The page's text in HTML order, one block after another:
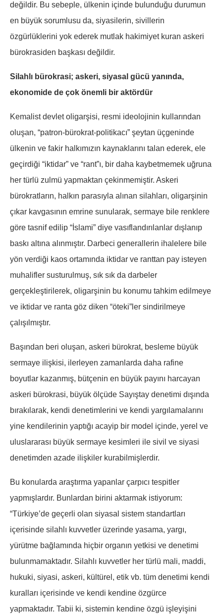
değildir. Bu sebeple, ülkenin içinde bulunduğu durumun
en büyük sorumlusu da, siyasilerin, sivillerin
özgürlüklerini yok ederek mutlak hakimiyet kuran askeri
bürokrasiden başkası değildir.
Silahlı bürokrasi; askeri, siyasal gücü yanında,
ekonomide de çok önemli bir aktördür
Kemalist devlet oligarşisi, resmi ideolojinin kullarından
oluşan, “patron-bürokrat-politikacı” şeytan üçgeninde
ülkenin ve fakir halkımızın kaynaklarını talan ederek, ele
geçirdiği “iktidar” ve “rant”ı, bir daha kaybetmemek uğruna
her türlü zulmü yapmaktan çekinmemiştir. Askeri
bürokratların, halkın parasıyla alınan silahları, oligarşinin
çıkar kavgasının emrine sunularak, sermaye bile renklere
göre tasnif edilip “İslami” diye vasıflandırılanlar dışlanıp
baskı altına alınmıştır. Darbeci generallerin ihalelere bile
yön verdiği kaos ortamında iktidar ve ranttan pay isteyen
muhalifler susturulmuş, sık sık da darbeler
gerçekleştirilerek, oligarşinin bu konumu tahkim edilmeye
ve iktidar ve ranta göz diken “öteki”ler sindirilmeye
çalışılmıştır.
Başından beri oluşan, askeri bürokrat, besleme büyük
sermaye ilişkisi, ilerleyen zamanlarda daha rafine
boyutlar kazanmış, bütçenin en büyük payını harcayan
askeri bürokrasi, büyük ölçüde Sayıştay denetimi dışında
bırakılarak, kendi denetimlerini ve kendi yargılamalarını
yine kendilerinin yaptığı acayip bir model içinde, yerel ve
uluslararası büyük sermaye kesimleri ile sivil ve siyasi
denetimden azade ilişkiler kurabilmişlerdir.
Bu konularda araştırma yapanlar çarpıcı tespitler
yapmışlardır. Bunlardan birini aktarmak istiyorum:
“Türkiye’de geçerli olan siyasal sistem standartları
içerisinde silahlı kuvvetler üzerinde yasama, yargı,
yürütme bağlamında hiçbir organın yetkisi ve denetimi
bulunmamaktadır. Silahlı kuvvetler her türlü mali, maddi,
hukuki, siyasi, askeri, kültürel, etik vb. tüm denetimi kendi
kuralları içerisinde ve kendi kendine özgürce
yapmaktadır. Tabii ki, sistemin kendine özgü işleyişini